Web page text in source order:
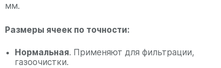
мм.
Размеры ячеек по точности:
Нормальная. Применяют для фильтрации,
газоочистки.